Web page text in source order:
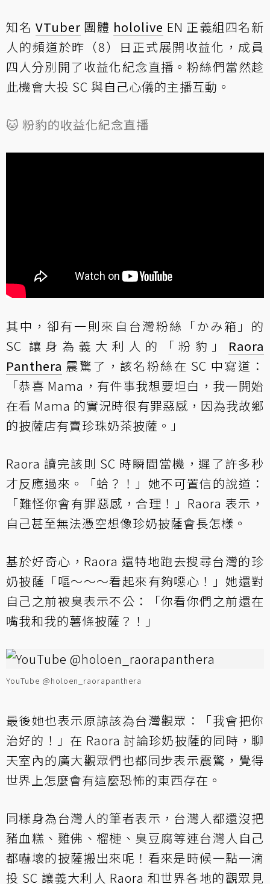
知名 VTuber 團體 hololive EN 正義組四名新
人的頻道於昨（8）日正式展開收益化，成員
四人分別開了收益化紀念直播。粉絲們當然趁
此機會大投 SC 與自己心儀的主播互動。
🐱 粉豹的收益化紀念直播
其中，卻有一則來自台灣粉絲「かみ箱」的
SC 讓身為義大利人的「粉豹」 Raora
Panthera 震驚了，該名粉絲在 SC 中寫道：
「恭喜 Mama，有件事我想要坦白，我一開始
在看 Mama 的實況時很有罪惡感，因為我故鄉
的披薩店有賣珍珠奶茶披薩。」
Raora 讀完該則 SC 時瞬間當機，遲了許多秒
才反應過來。「蛤？！」她不可置信的說道：
「難怪你會有罪惡感，合理！」Raora 表示，
自己甚至無法憑空想像珍奶披薩會長怎樣。
基於好奇心，Raora 還特地跑去搜尋台灣的珍
奶披薩「嘔～～～看起來有夠噁心！」她還對
自己之前被臭表示不公：「你看你們之前還在
嘴我和我的薯條披薩？！」
YouTube @holoen_raorapanthera
最後她也表示原諒該為台灣觀眾：「我會把你
治好的！」在 Raora 討論珍奶披薩的同時，聊
天室內的廣大觀眾們也都同步表示震驚，覺得
世界上怎麼會有這麼恐怖的東西存在。
同樣身為台灣人的筆者表示，台灣人都還沒把
豬血糕、雞佛、榴槤、臭豆腐等連台灣人自己
都嚇壞的披薩搬出來呢！看來是時候一點一滴
投 SC 讓義大利人 Raora 和世界各地的觀眾見